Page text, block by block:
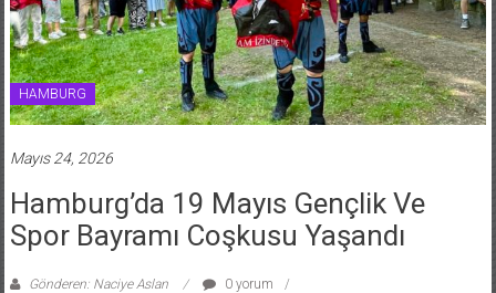
HAMBURG
Mayıs 24, 2026
Hamburg’da 19 Mayıs Gençlik Ve
Spor Bayramı Coşkusu Yaşandı
Gönderen: Naciye Aslan
0 yorum